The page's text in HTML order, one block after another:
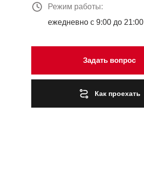
Режим работы:
ежедневно с 9:00 до 21:00
Как проехать
Задать вопрос